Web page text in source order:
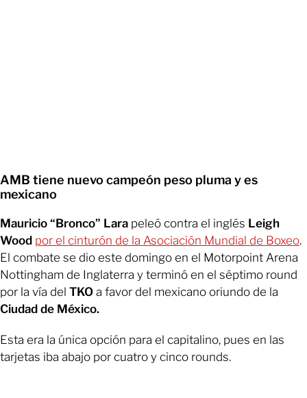
AMB tiene nuevo campeón peso pluma y es
mexicano
Mauricio “Bronco” Lara peleó contra el inglés Leigh
Wood por el cinturón de la Asociación Mundial de Boxeo.
El combate se dio este domingo en el Motorpoint Arena
Nottingham de Inglaterra y terminó en el séptimo round
por la vía del TKO a favor del mexicano oriundo de la
Ciudad de México.
Esta era la única opción para el capitalino, pues en las
tarjetas iba abajo por cuatro y cinco rounds.